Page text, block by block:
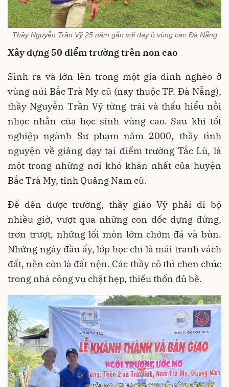
Thầy Nguyễn Trần Vỹ 25 năm gắn với dạy ở vùng cao Đà Nẵng
Xây dựng 50 điểm trường trên non cao
Sinh ra và lớn lên trong một gia đình nghèo ở
vùng núi Bắc Trà My cũ (nay thuộc TP. Đà Nẵng),
thầy Nguyễn Trần Vỹ từng trải và thấu hiểu nỗi
nhọc nhằn của học sinh vùng cao. Sau khi tốt
nghiệp ngành Sư phạm năm 2000, thầy tình
nguyện về giảng dạy tại điểm trường Tắc Lũ, là
một trong những nơi khó khăn nhất của huyện
Bắc Trà My, tỉnh Quảng Nam cũ.
Để đến được trường, thầy giáo Vỹ phải đi bộ
nhiều giờ, vượt qua những con dốc dựng đứng,
trơn trượt, những lối mòn lởm chởm đá và bùn.
Những ngày đầu ấy, lớp học chỉ là mái tranh vách
đất, nền còn là đất nện. Các thầy cô thì chen chúc
trong nhà công vụ chật hẹp, thiếu thốn đủ bề.